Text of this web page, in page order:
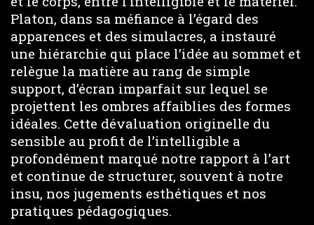
Platon, dans sa méfiance à l’égard des
apparences et des simulacres, a instauré
une hiérarchie qui place l’idée au sommet et
relègue la matière au rang de simple
support, d’écran imparfait sur lequel se
projettent les ombres affaiblies des formes
idéales. Cette dévaluation originelle du
sensible au profit de l’intelligible a
profondément marqué notre rapport à l’art
et continue de structurer, souvent à notre
insu, nos jugements esthétiques et nos
pratiques pédagogiques.